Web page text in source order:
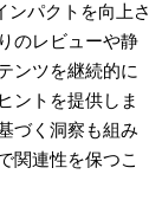
ンパクトを向上さ
のレビューや静
ンツを継続的に
ントを提供しま
づく洞察も組み
関連性を保つこ